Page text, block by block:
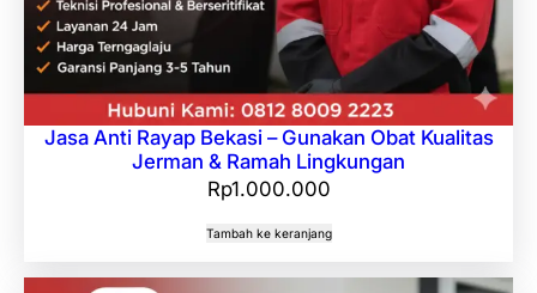
Jasa Anti Rayap Bekasi – Gunakan Obat Kualitas
Jerman & Ramah Lingkungan
Rp1.000.000
Tambah ke keranjang